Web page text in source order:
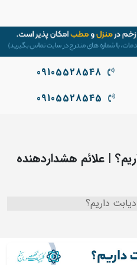
09105528548
09105528545
| علائم هشداردهنده
داریم؟